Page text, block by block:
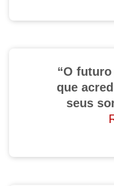
“O
que
seus